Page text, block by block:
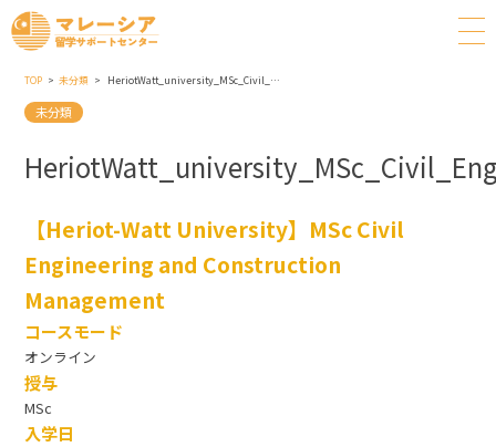
TOP 未分類 HeriotWatt_university_MSc_Civil_Engineering_And_Construction_Management
未分類
【Heriot-Watt University】MSc Civil
Engineering and Construction
Management
コースモード
オンライン
授与
MSc
入学日